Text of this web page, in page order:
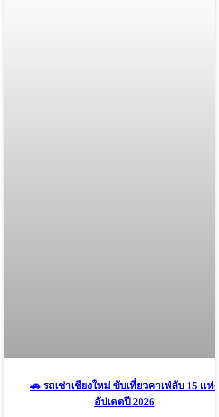
🚗 รถเช่าเชียงใหม่ ขับเที่ยวคาเฟ่ลับ 15 แห่ง
อัปเดตปี 2026